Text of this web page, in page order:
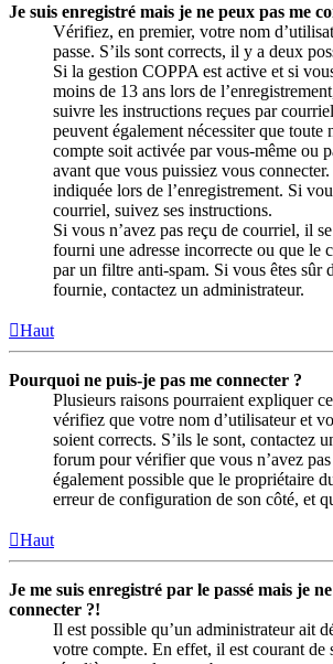
Je suis enregistré mais je ne peux pas me
Vérifiez, en premier, votre nom
passe. S’ils sont corrects, il y a deux
Si la gestion COPPA est active et si
moins de 13 ans lors de
suivre les instructions reçues par
peuvent également nécessiter que toute
compte soit activée par vous-même ou
avant que vous puissiez vous
indiquée lors de l’enregistrement. Si
courriel, suivez ses instructions.
Si vous n’avez pas reçu de courriel, il
fourni une adresse incorrecte ou que le
par un filtre anti-spam. Si vous êtes sûr
fournie, contactez un administrateur.
Haut
Pourquoi ne puis-je pas me connecter ?
Plusieurs raisons pourraient expliquer
vérifiez que votre nom d’utilisateur et
soient corrects. S’ils le sont, contactez
forum pour vérifier que vous n’avez
également possible que le propriétaire
erreur de configuration de son côté, et
Haut
Je me suis enregistré par le passé mais je
connecter ?!
Il est possible qu’un administrateur ait
votre compte. En effet, il est courant de